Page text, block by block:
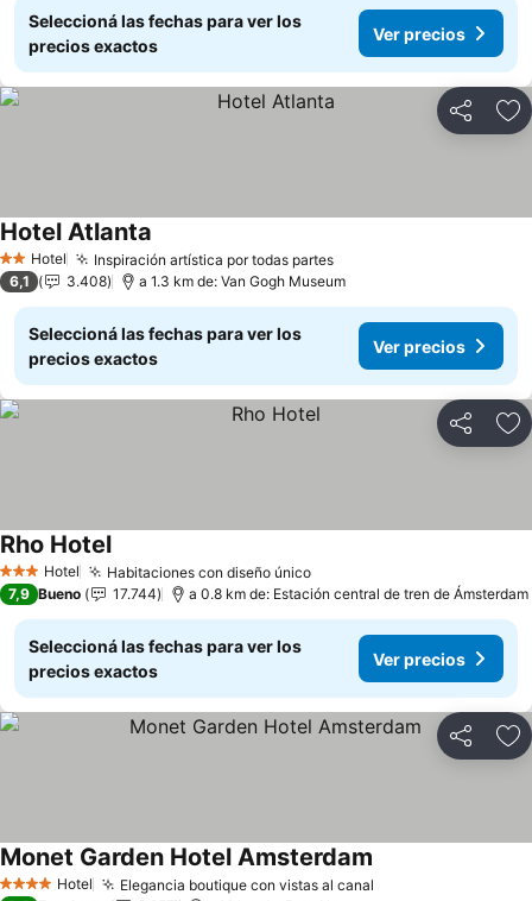
Seleccioná las fechas para ver los
precios exactos
Ver precios
Compartir
2 Estrellas
Hotel Inspiración artística por todas partes
Hotel Atlanta
6,1 3.408 a 1.3 km de: Van Gogh Museum
Seleccioná las fechas para ver los
precios exactos
Ver precios
Compartir
3 Estrellas
Hotel Habitaciones con diseño único
Rho Hotel
7,9 Bueno 17.744 a 0.8 km de: Estación central de tren de Ámsterdam
Seleccioná las fechas para ver los
precios exactos
Ver precios
Compartir
4 EstrellasHotel Elegancia boutique con vistas al canal
Monet Garden Hotel Amsterdam